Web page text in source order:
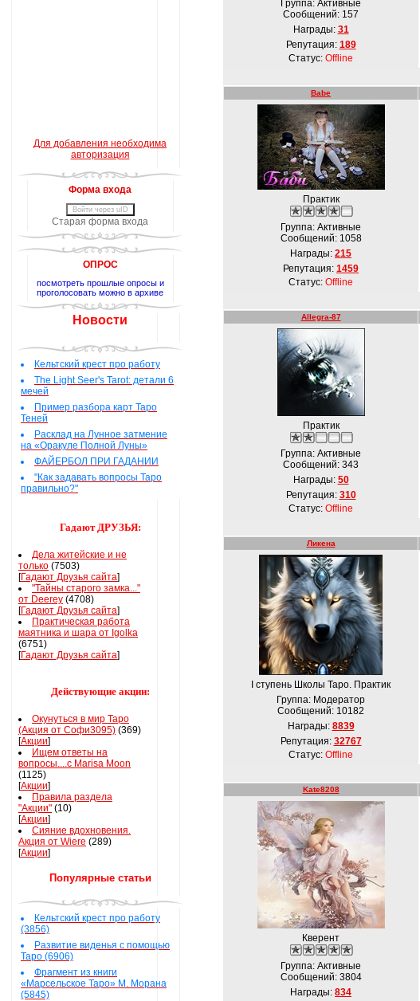
Для добавления необходима
авторизация
Форма входа
Войти через uID
Старая форма входа
ОПРОС
посмотреть прошлые опросы и
проголосовать можно в архиве
Новости
Кельтский крест про работу
The Light Seer's Tarot: детали 6
мечей
Пример разбора карт Таро
Теней
Расклад на Лунное затмение
на «Оракуле Полной Луны»
ФАЙЕРБОЛ ПРИ ГАДАНИИ
"Как задавать вопросы Таро
правильно?"
Гадают ДРУЗЬЯ:
Дела житейские и не
только (7503)
[Гадают Друзья сайта]
"Тайны старого замка..."
от Deerey (4708)
[Гадают Друзья сайта]
Практическая работа
маятника и шара от Igolka
(6751)
[Гадают Друзья сайта]
Действующие акции:
Окунуться в мир Таро
(Акция от Софи3095) (369)
[Акции]
Ищем ответы на
вопросы....с Marisa Moon
(1125)
[Акции]
Правила раздела
"Акции" (10)
[Акции]
Сияние вдохновения.
Акция от Wiere (289)
[Акции]
Популярные статьи
Кельтский крест про работу
(3856)
Развитие виденья с помощью
Таро (6906)
Фрагмент из книги
«Марсельское Таро» М. Морана
(5845)
Группа: Активные
Сообщений: 157
Награды: 31
Репутация: 189
Статус: Offline
Babe
Практик
Группа: Активные
Сообщений: 1058
Награды: 215
Репутация: 1459
Статус: Offline
Allegra-87
Практик
Группа: Активные
Сообщений: 343
Награды: 50
Репутация: 310
Статус: Offline
Ликена
І ступень Школы Таро. Практик
Группа: Модератор
Сообщений: 10182
Награды: 8839
Репутация: 32767
Статус: Offline
Kate8208
Кверент
Группа: Активные
Сообщений: 3804
Награды: 834